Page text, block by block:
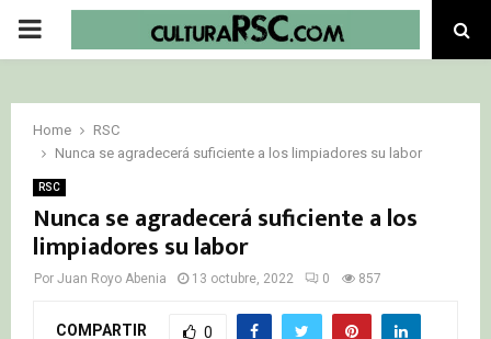
PRIMARY
Home
RSC
Nunca se agradecerá suficiente a los limpiadores su labor
RSC
Nunca se agradecerá suficiente a los
limpiadores su labor
Por Juan Royo Abenia 13 octubre, 2022 0 857
COMPARTIR 0